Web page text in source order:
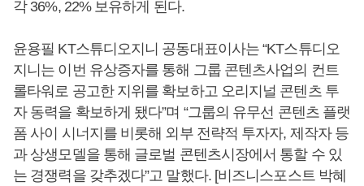
각 36%, 22% 보유하게 된다.
윤용필 KT스튜디오지니 공동대표이사는 “KT스튜디오
지니는 이번 유상증자를 통해 그룹 콘텐츠사업의 컨트
롤타워로 공고한 지위를 확보하고 오리지널 콘텐츠 투
자 동력을 확보하게 됐다”며 “그룹의 유무선 콘텐츠 플랫
폼 사이 시너지를 비롯해 외부 전략적 투자자, 제작자 등
과 상생모델을 통해 글로벌 콘텐츠시장에서 통할 수 있
는 경쟁력을 갖추겠다”고 말했다. [비즈니스포스트 박혜